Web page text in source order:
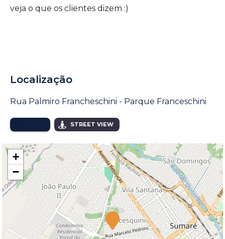
veja o que os clientes dizem :)
Localização
Rua Palmiro Francheschini - Parque Franceschini
STREET VIEW
+
−